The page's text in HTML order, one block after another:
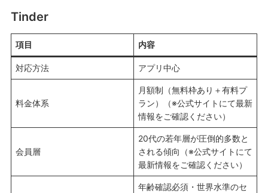
Tinder
項目 内容
対応方法 アプリ中心
料金体系
月額制（無料枠あり＋有料プ
ラン）（※公式サイトにて最新
情報をご確認ください）
会員層
20代の若年層が圧倒的多数と
される傾向（※公式サイトにて
最新情報をご確認ください）
年齢確認必須・世界水準のセ